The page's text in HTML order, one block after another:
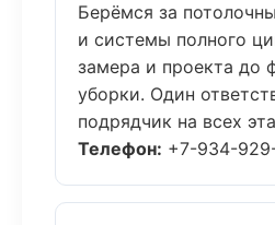
Берёмся за
и системы полного
замера и проекта до
уборки. Один
подрядчик на всех
Телефон: +7-934-